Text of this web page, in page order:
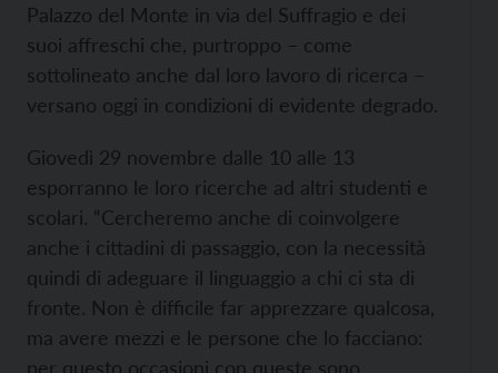
Palazzo del Monte in via del Suffragio e dei
suoi affreschi che, purtroppo – come
sottolineato anche dal loro lavoro di ricerca –
versano oggi in condizioni di evidente degrado.
Giovedì 29 novembre dalle 10 alle 13
esporranno le loro ricerche ad altri studenti e
scolari. “Cercheremo anche di coinvolgere
anche i cittadini di passaggio, con la necessità
quindi di adeguare il linguaggio a chi ci sta di
fronte. Non è difficile far apprezzare qualcosa,
ma avere mezzi e le persone che lo facciano:
per questo occasioni con queste sono